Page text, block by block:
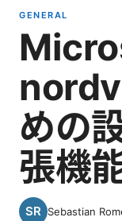
GENERAL
めの
張機
Sebastian